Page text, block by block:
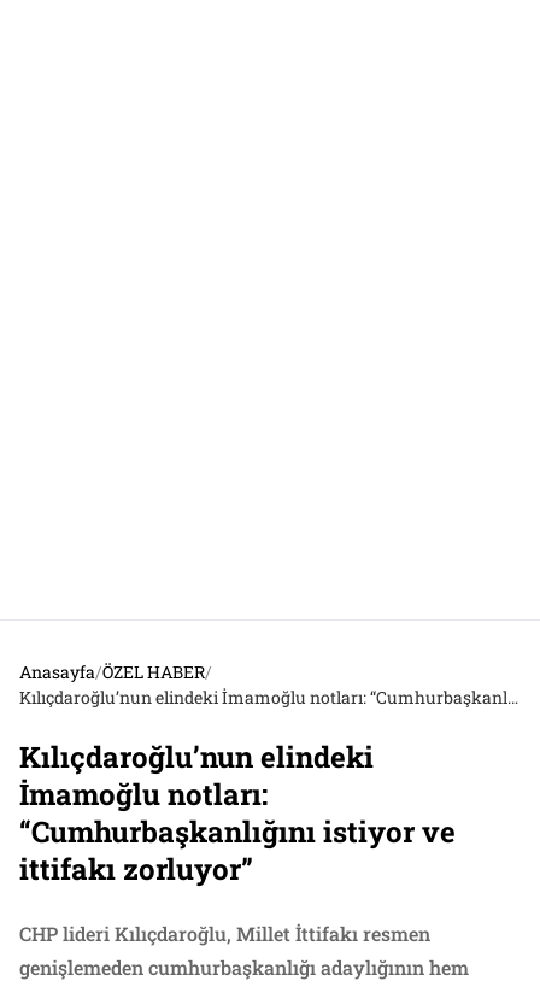
Anasayfa/ÖZEL HABER/
Kılıçdaroğlu’nun elindeki İmamoğlu notları: “Cumhurbaşkanlığını istiyor ve ittifakı zorluyor”
Kılıçdaroğlu’nun elindeki
İmamoğlu notları:
“Cumhurbaşkanlığını istiyor ve
ittifakı zorluyor”
CHP lideri Kılıçdaroğlu, Millet İttifakı resmen
genişlemeden cumhurbaşkanlığı adaylığının hem